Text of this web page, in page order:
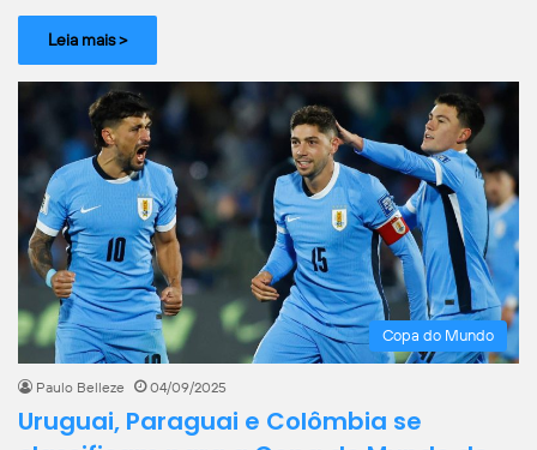
Leia mais >
Copa do Mundo
Paulo Belleze 04/09/2025
Uruguai, Paraguai e Colômbia se